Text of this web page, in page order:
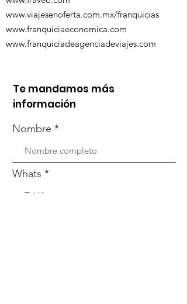
www.viajesenoferta.com.mx/franquicias
www.franquiciaeconomica.com
www.franquiciadeagenciadeviajes.com
Te mandamos más
información
Nombre
Whats